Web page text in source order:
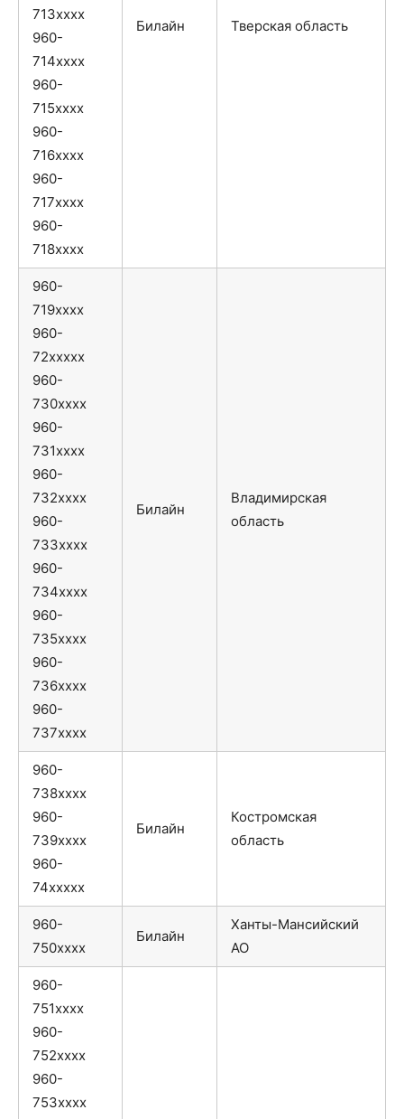
713xxxx
960-
714xxxx
960-
715xxxx
960-
716xxxx
960-
717xxxx
960-
718xxxx
Билайн Тверская область
960-
719xxxx
960-
72xxxxx
960-
730xxxx
960-
731xxxx
960-
732xxxx
960-
733xxxx
960-
734xxxx
960-
735xxxx
960-
736xxxx
960-
737xxxx
Билайн
Владимирская
область
960-
738xxxx
960-
739xxxx
960-
74xxxxx
Билайн
Костромская
область
960-
750xxxx
Билайн
Ханты-Мансийский
АО
960-
751xxxx
960-
752xxxx
960-
753xxxx